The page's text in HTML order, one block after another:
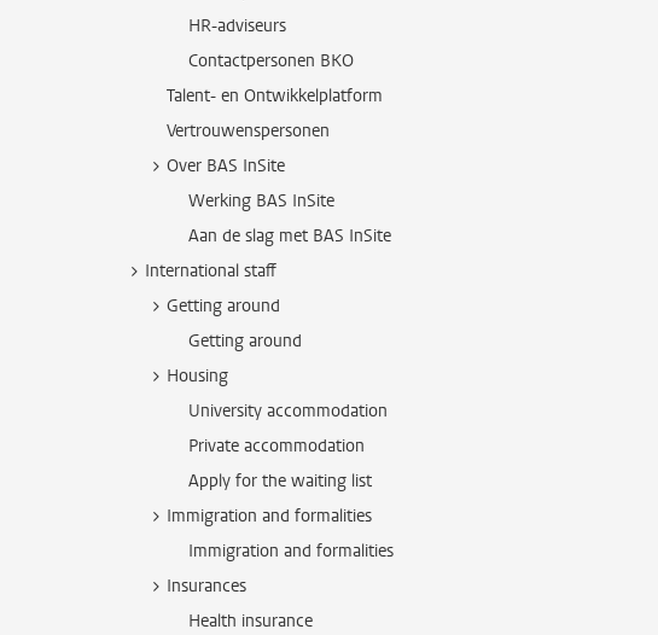
HR-adviseurs
Contactpersonen BKO
Talent- en Ontwikkelplatform
Vertrouwenspersonen
Over BAS InSite
Werking BAS InSite
Aan de slag met BAS InSite
International staff
Getting around
Getting around
Housing
University accommodation
Private accommodation
Apply for the waiting list
Immigration and formalities
Immigration and formalities
Insurances
Health insurance